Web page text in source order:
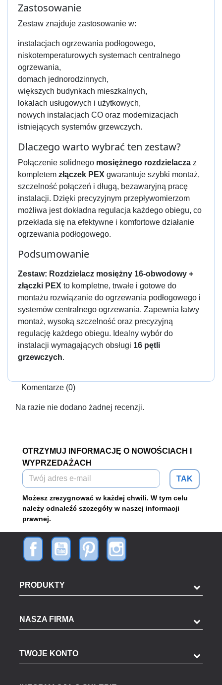
Zastosowanie
Zestaw znajduje zastosowanie w:
instalacjach ogrzewania podłogowego,
niskotemperaturowych systemach centralnego
ogrzewania,
domach jednorodzinnych,
większych budynkach mieszkalnych,
lokalach usługowych i użytkowych,
nowych instalacjach CO oraz modernizacjach
istniejących systemów grzewczych.
Dlaczego warto wybrać ten zestaw?
Połączenie solidnego mosiężnego rozdzielacza z
kompletem złączek PEX gwarantuje szybki montaż,
szczelność połączeń i długą, bezawaryjną pracę
instalacji. Dzięki precyzyjnym przepływomierzom
możliwa jest dokładna regulacja każdego obiegu, co
przekłada się na efektywne i komfortowe działanie
ogrzewania podłogowego.
Podsumowanie
Zestaw: Rozdzielacz mosiężny 16-obwodowy +
złączki PEX to kompletne, trwałe i gotowe do
montażu rozwiązanie do ogrzewania podłogowego i
systemów centralnego ogrzewania. Zapewnia łatwy
montaż, wysoką szczelność oraz precyzyjną
regulację każdego obiegu. Idealny wybór do
instalacji wymagających obsługi 16 pętli
grzewczych.
Komentarze (0)
Na razie nie dodano żadnej recenzji.
OTRZYMUJ INFORMACJĘ O NOWOŚCIACH I
WYPRZEDAŻACH
TAK
Możesz zrezygnować w każdej chwili. W tym celu
należy odnaleźć szczegóły w naszej informacji
prawnej.
PRODUKTY
NASZA FIRMA
TWOJE KONTO